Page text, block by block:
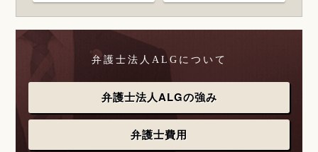
弁護士法人ALGについて
弁護士法人ALGの強み
弁護士費用